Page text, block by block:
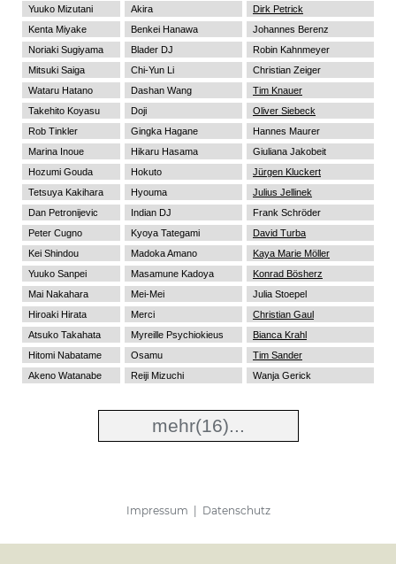
Yuuko Mizutani
Akira
Dirk Petrick
Kenta Miyake
Benkei Hanawa
Johannes Berenz
Noriaki Sugiyama
Blader DJ
Robin Kahnmeyer
Mitsuki Saiga
Chi-Yun Li
Christian Zeiger
Wataru Hatano
Dashan Wang
Tim Knauer
Takehito Koyasu
Doji
Oliver Siebeck
Rob Tinkler
Gingka Hagane
Hannes Maurer
Marina Inoue
Hikaru Hasama
Giuliana Jakobeit
Hozumi Gouda
Hokuto
Jürgen Kluckert
Tetsuya Kakihara
Hyouma
Julius Jellinek
Dan Petronijevic
Indian DJ
Frank Schröder
Peter Cugno
Kyoya Tategami
David Turba
Kei Shindou
Madoka Amano
Kaya Marie Möller
Yuuko Sanpei
Masamune Kadoya
Konrad Bösherz
Mai Nakahara
Mei-Mei
Julia Stoepel
Hiroaki Hirata
Merci
Christian Gaul
Atsuko Takahata
Myreille Psychiokieus
Bianca Krahl
Hitomi Nabatame
Osamu
Tim Sander
Akeno Watanabe
Reiji Mizuchi Wanja Gerick
mehr(16)...
Impressum Datenschutz